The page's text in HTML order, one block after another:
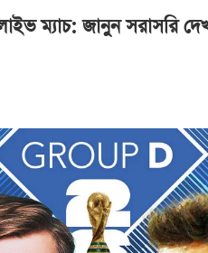
ম্যাচ: জানুন সরাসরি